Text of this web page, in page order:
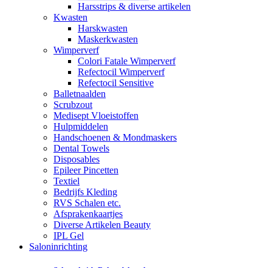
Harsstrips & diverse artikelen
Kwasten
Harskwasten
Maskerkwasten
Wimperverf
Colori Fatale Wimperverf
Refectocil Wimperverf
Refectocil Sensitive
Balletnaalden
Scrubzout
Medisept Vloeistoffen
Hulpmiddelen
Handschoenen & Mondmaskers
Dental Towels
Disposables
Epileer Pincetten
Textiel
Bedrijfs Kleding
RVS Schalen etc.
Afsprakenkaartjes
Diverse Artikelen Beauty
IPL Gel
Saloninrichting